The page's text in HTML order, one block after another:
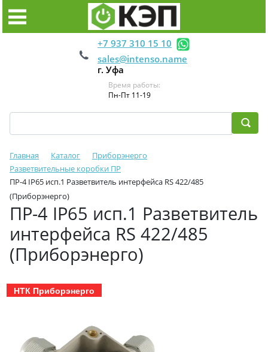
+7 937 310 15 10
sales@intenso.name
г. Уфа
Время работы:
Пн-Пт 11-19
Главная Каталог
Приборэнерго
Разветвительные коробки ПР
ПР-4 IP65 исп.1 Разветвитель интерфейса RS 422/485
(Приборэнерго)
ПР-4 IP65 исп.1 Разветвитель
интерфейса RS 422/485
(Приборэнерго)
НТК Приборэнерго